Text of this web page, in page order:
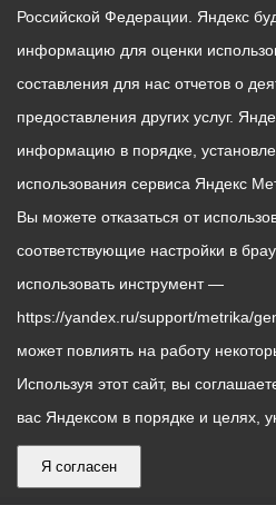
Российской Федерации. Яндекс
информацию для оценки
составления для нас отчетов о
предоставления других услуг.
информацию в порядке,
использования сервиса Яндекс
Вы можете отказаться от
соответствующие настройки в
использовать инструмент —
https://yandex.ru/support/metrika/
может повлиять на работу
Используя этот сайт, вы
вас Яндексом в порядке и целях,
Я согласен